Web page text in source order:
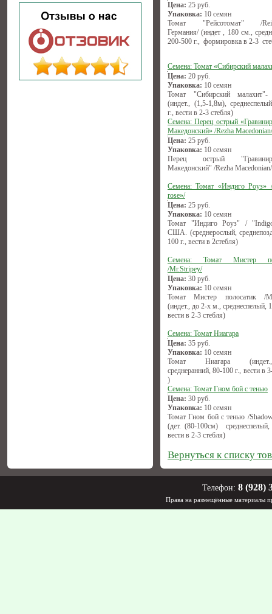
Цена: 25 руб.
Упаковка: 10 семян
Томат "Рейсотомат" /
Германия/ (индет , 180 см.,
200-500 г., формировка в 2-3
Семена: Томат «Сибирский
Цена: 20 руб.
Упаковка: 10 семян
Томат "Сибирский
(индет., (1,5-1,8м),
г., вести в 2-3 стебля)
Семена: Перец острый
Македонский» /Rezha Macedonian/
Цена: 25 руб.
Упаковка: 10 семян
Перец острый
Македонский" /Rezha Macedonian/
Семена: Томат «Индиго Роуз»
rose»/
Цена: 25 руб.
Упаковка: 10 семян
Томат "Индиго Роуз" /
США. (среднерослый,
100 г., вести в 2стебля)
Семена: Томат Мистер
/Mr.Stripey/
Цена: 30 руб.
Упаковка: 10 семян
Томат Мистер полосатик /
(индет., до 2-х м., среднеспелый,
вести в 2-3 стебля)
Семена: Томат Ниагара
Цена: 35 руб.
Упаковка: 10 семян
Томат Ниагара
среднеранний, 80-100 г., вести в
)
Семена: Томат Гном бой с тенью
Цена: 30 руб.
Упаковка: 10 семян
Томат Гном бой с тенью /
(дет. (80-100см)
вести в 2-3 стебля)
Вернуться к списку
Телефон: 8 (928)
Права на размещённые материалы